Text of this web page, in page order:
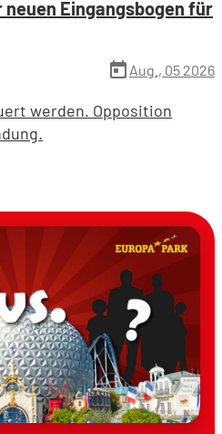
Eingangsbogen für
today Aug., 05 2026
werden. Opposition